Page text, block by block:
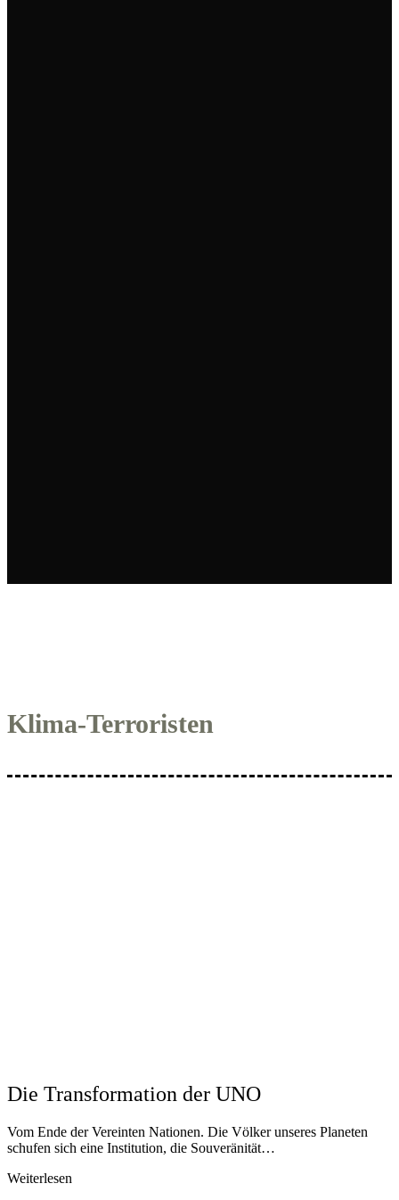
Klima-Terroristen
Die Transformation der UNO
Vom Ende der Vereinten Nationen. Die Völker unseres Planeten
schufen sich eine Institution, die Souveränität…
Weiterlesen